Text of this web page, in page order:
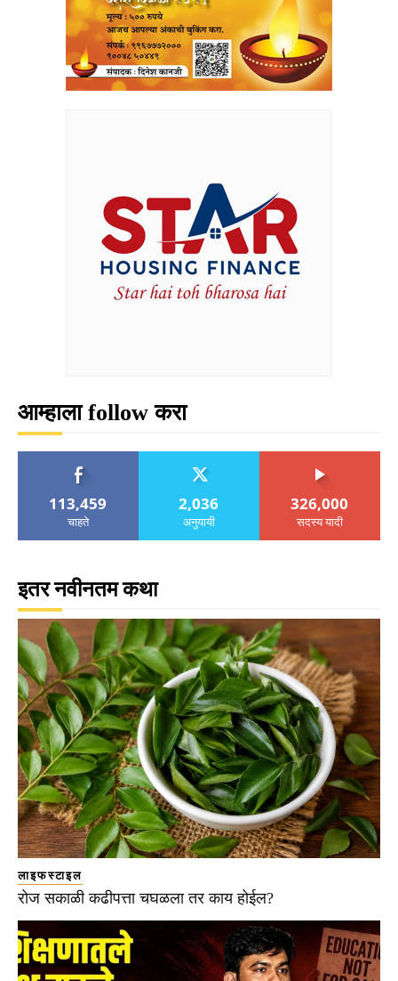
आम्हाला follow करा
113,459
चाहते
2,036
अनुयायी
326,000
सदस्य यादी
इतर नवीनतम कथा
लाइफस्टाइल
रोज सकाळी कढीपत्ता चघळला तर काय होईल?